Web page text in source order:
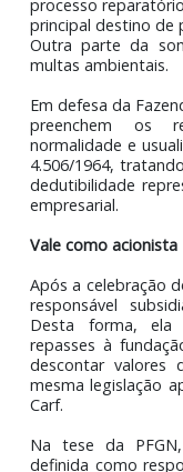
desenvolvimento
são
mineradora,
judiciais
Federal (MPF),
outros órgãos da
e Ajustamento
Fundação
processo
principal destino
Outra parte da
multas
Em defesa da
preenchem
normalidade e
4.506/1964,
dedutibilidade
empresarial.